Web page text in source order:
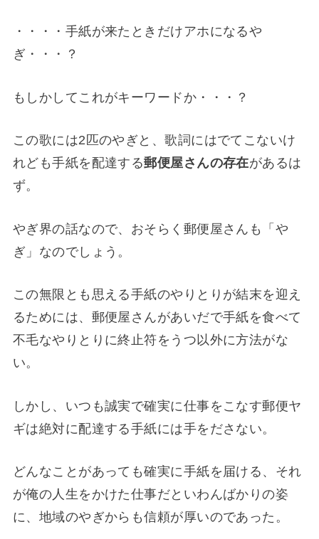
・・・・手紙が来たときだけアホになるや
ぎ・・・？
もしかしてこれがキーワードか・・・？
この歌には2匹のやぎと、歌詞にはでてこないけ
れども手紙を配達する郵便屋さんの存在があるは
ず。
やぎ界の話なので、おそらく郵便屋さんも「や
ぎ」なのでしょう。
この無限とも思える手紙のやりとりが結末を迎え
るためには、郵便屋さんがあいだで手紙を食べて
不毛なやりとりに終止符をうつ以外に方法がな
い。
しかし、いつも誠実で確実に仕事をこなす郵便ヤ
ギは絶対に配達する手紙には手をださない。
どんなことがあっても確実に手紙を届ける、それ
が俺の人生をかけた仕事だといわんばかりの姿
に、地域のやぎからも信頼が厚いのであった。